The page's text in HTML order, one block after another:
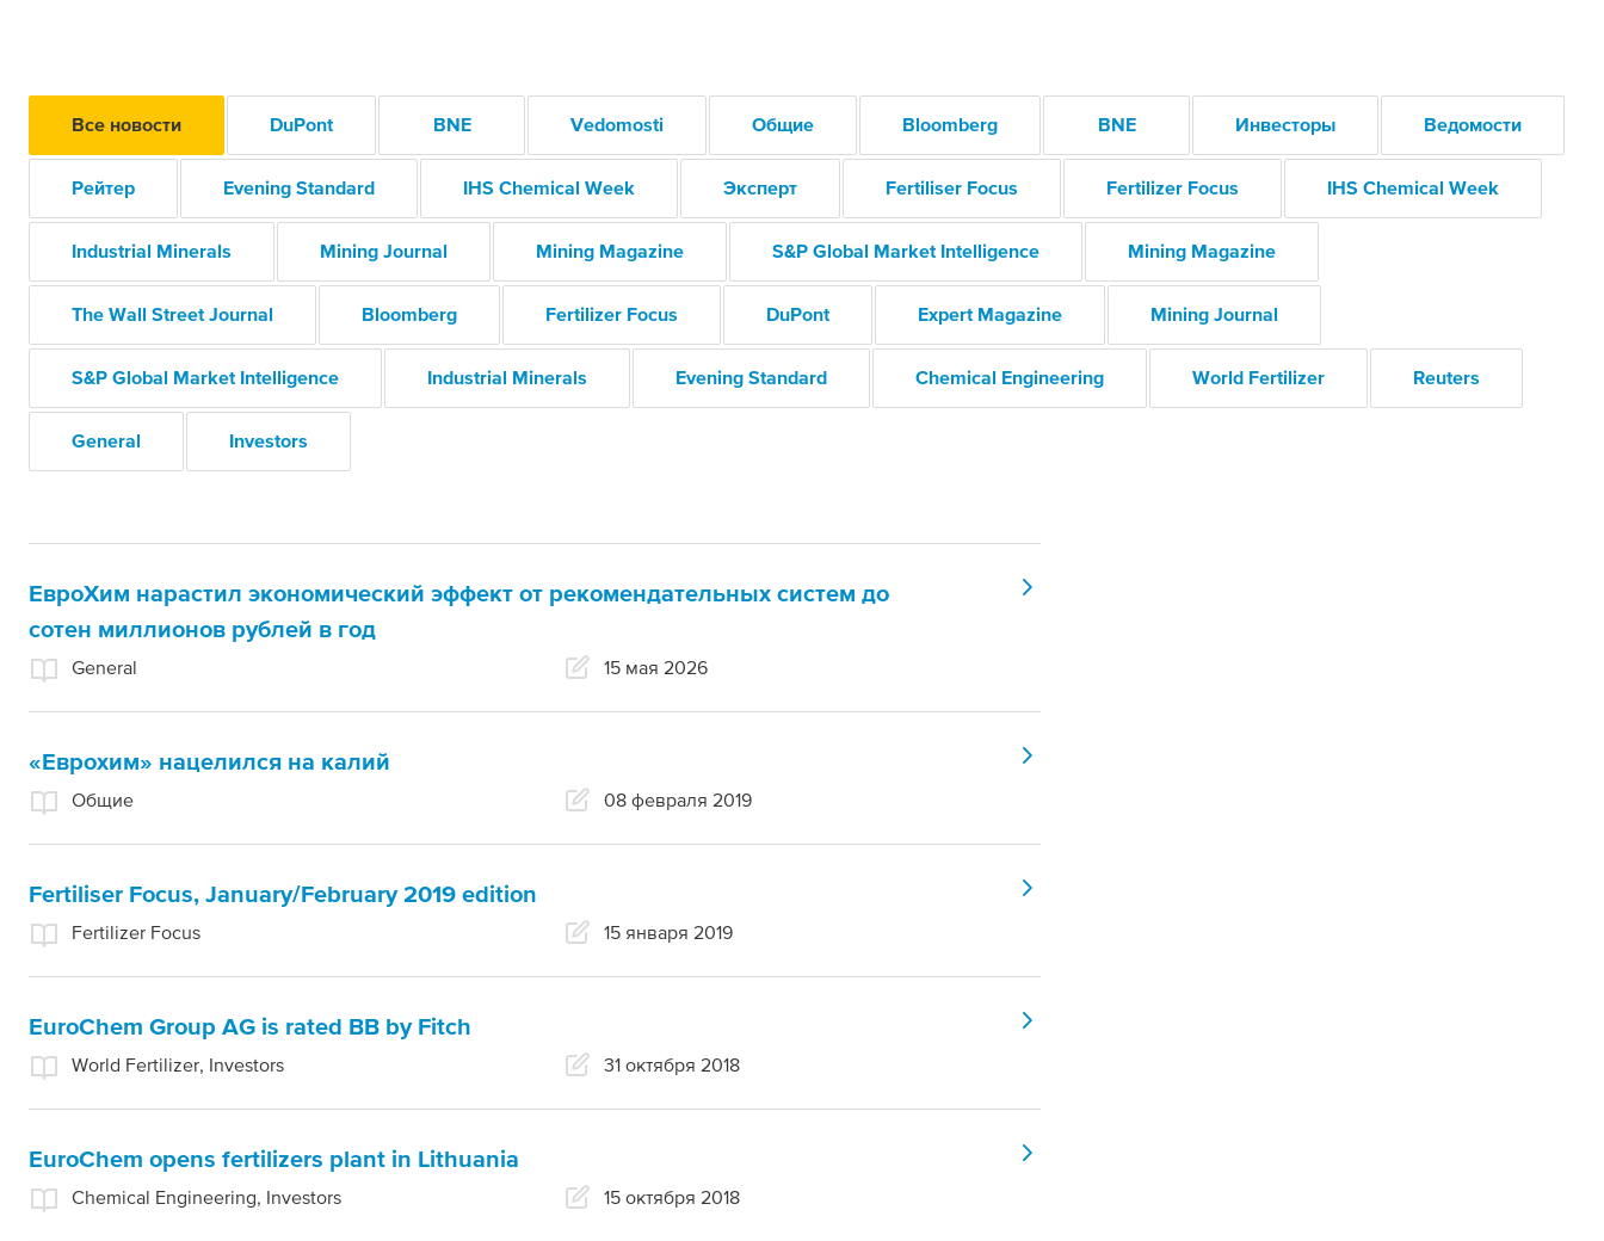
ЕвроХим
Все новости DuPont BNE Vedomosti Общие Bloomberg BNE Инвесторы Ведомости
Рейтер Evening Standard IHS Chemical Week Эксперт Fertiliser Focus Fertilizer Focus IHS Chemical Week
Industrial Minerals Mining Journal Mining Magazine S&P Global Market Intelligence Mining Magazine
The Wall Street Journal Bloomberg Fertilizer Focus DuPont Expert Magazine Mining Journal
S&P Global Market Intelligence Industrial Minerals Evening Standard Chemical Engineering World Fertilizer Reuters
General Investors
ЕвроХим нарастил экономический эффект от рекомендательных систем до
сотен миллионов рублей в год
General 15 мая 2026
«Еврохим» нацелился на калий
Общие 08 февраля 2019
Fertiliser Focus, January/February 2019 edition
Fertilizer Focus 15 января 2019
EuroChem Group AG is rated BB by Fitch
World Fertilizer, Investors 31 октября 2018
EuroChem opens fertilizers plant in Lithuania
Chemical Engineering, Investors 15 октября 2018